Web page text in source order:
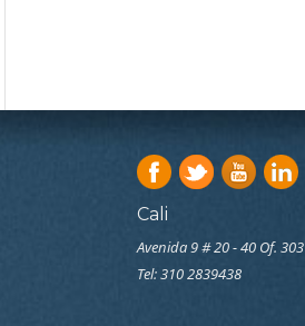
Cali
Avenida 9 # 20 - 40 Of. 303
Tel:310 2839438